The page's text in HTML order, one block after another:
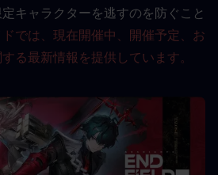
キャラクターを逃すのを防ぐこと
では、現在開催中、開催予定、お
る最新情報を提供しています。